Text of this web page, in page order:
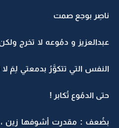
ناصِر بوجع صمت
عبدالعزيز و دمُوعه لا تخرج
النفس التي تتكوَّرُ بدمعتي لِمَ
حتى الدمُوع تُكابر !
بضُعف : مقدرت أشوفها زين ،